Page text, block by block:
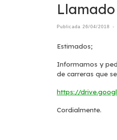
Publicada 26/04/2018 -
Estimados;
Informamos y
de carreras que
https://
Cordialmente.